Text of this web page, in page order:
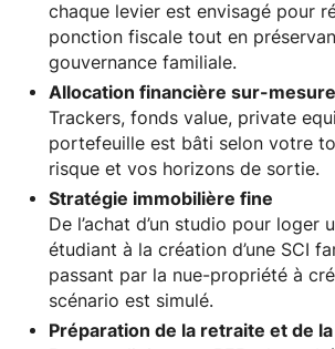
chaque levier est envisagé pour
ponction fiscale tout en
gouvernance familiale.
Allocation financière sur-mesure
Trackers, fonds value, private
portefeuille est bâti selon votre
risque et vos horizons de sortie.
Stratégie immobilière fine
De l’achat d’un studio pour loger
étudiant à la création d’une SCI
passant par la nue-propriété à
scénario est simulé.
Préparation de la retraite et de